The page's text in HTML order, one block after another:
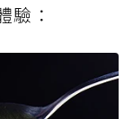
驗：